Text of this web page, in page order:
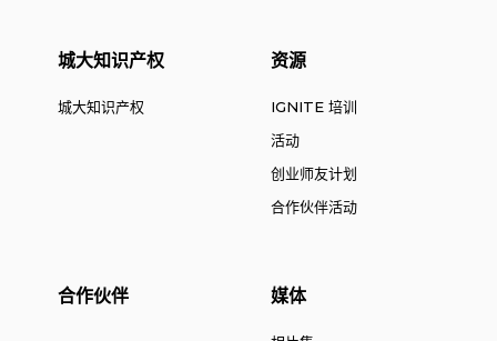
城大知识产权
城大知识产权
资源
IGNITE 培训
活动
创业师友计划
合作伙伴活动
合作伙伴 媒体